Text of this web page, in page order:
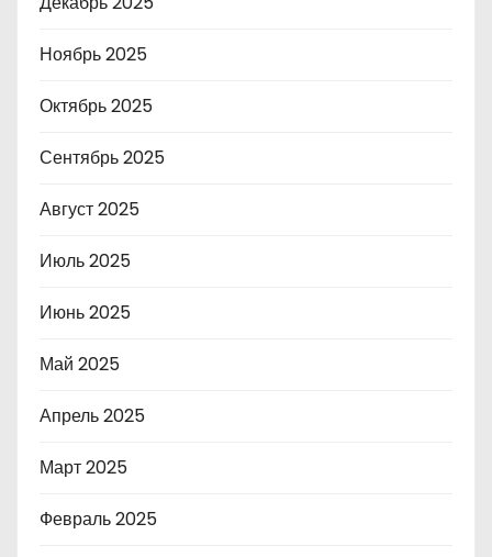
Ноябрь 2025
Октябрь 2025
Сентябрь 2025
Август 2025
Июль 2025
Июнь 2025
Май 2025
Апрель 2025
Март 2025
Февраль 2025